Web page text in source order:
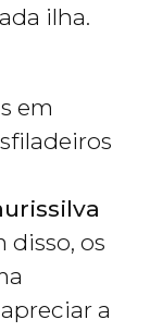
ilha.
em
disso, os
a